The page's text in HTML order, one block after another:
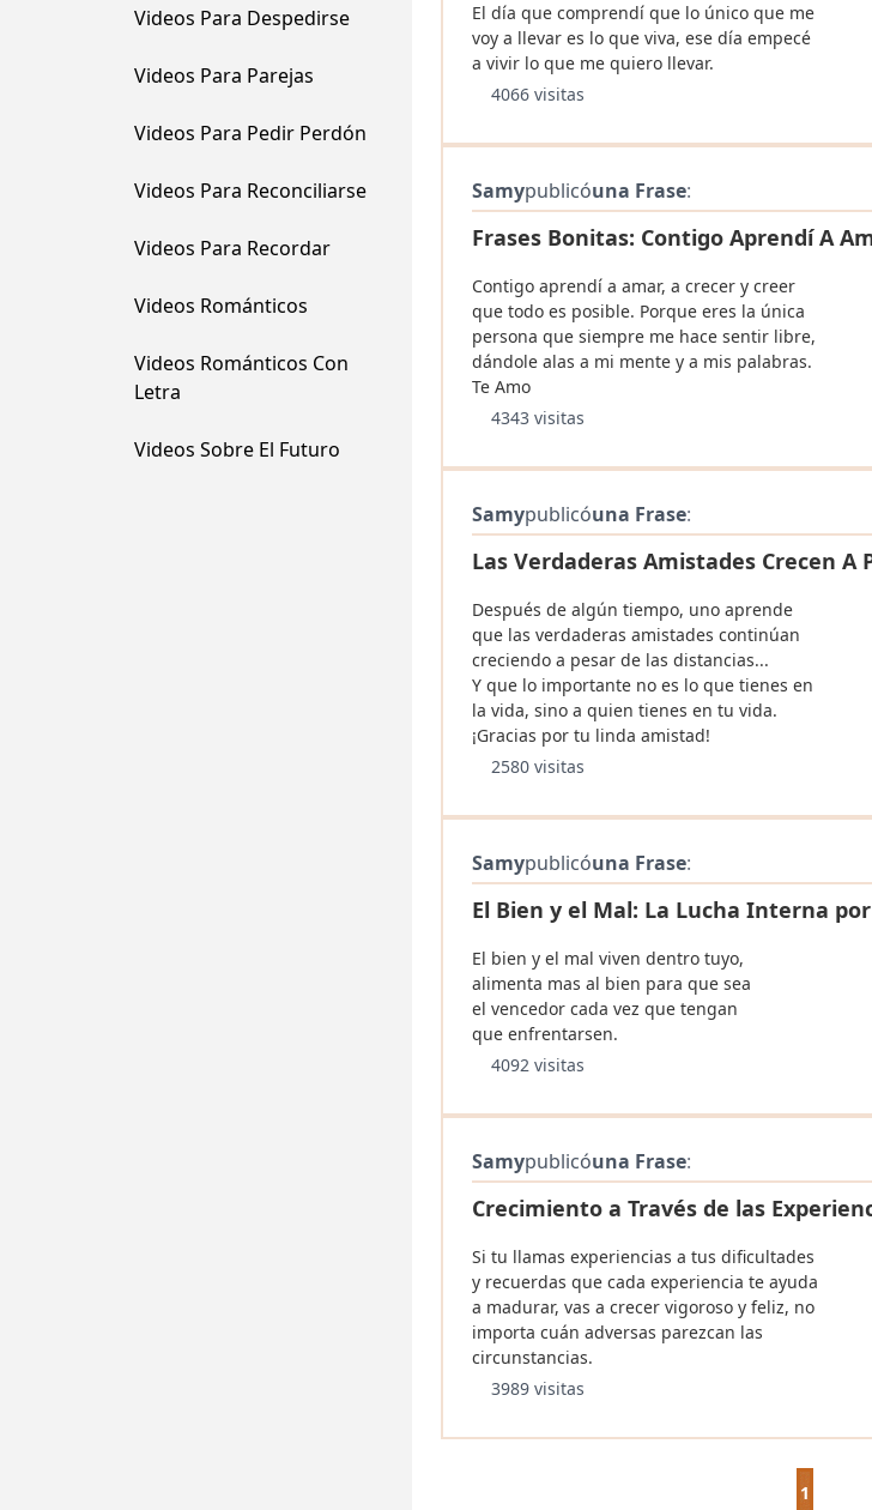
Videos Para Despedirse
Videos Para Parejas
Videos Para Pedir Perdón
Videos Para Reconciliarse
Videos Para Recordar
Videos Románticos
Videos Románticos Con
Letra
Videos Sobre El Futuro
El día que comprendí que lo único que me
voy a llevar es lo que viva, ese día empecé
a vivir lo que me quiero llevar.
4066 visitas
Samypublicóuna Frase:
Frases Bonitas: Contigo Aprendí A
Contigo aprendí a amar, a crecer y creer
que todo es posible. Porque eres la única
persona que siempre me hace sentir libre,
dándole alas a mi mente y a mis palabras.
Te Amo
4343 visitas
Samypublicóuna Frase:
Las Verdaderas Amistades Crecen A
Después de algún tiempo, uno aprende
que las verdaderas amistades continúan
creciendo a pesar de las distancias...
Y que lo importante no es lo que tienes en
la vida, sino a quien tienes en tu vida.
¡Gracias por tu linda amistad!
2580 visitas
Samypublicóuna Frase:
El Bien y el Mal: La Lucha Interna
El bien y el mal viven dentro tuyo,
alimenta mas al bien para que sea
el vencedor cada vez que tengan
que enfrentarsen.
4092 visitas
Samypublicóuna Frase:
Crecimiento a Través de las
Si tu llamas experiencias a tus dificultades
y recuerdas que cada experiencia te ayuda
a madurar, vas a crecer vigoroso y feliz, no
importa cuán adversas parezcan las
circunstancias.
3989 visitas
1